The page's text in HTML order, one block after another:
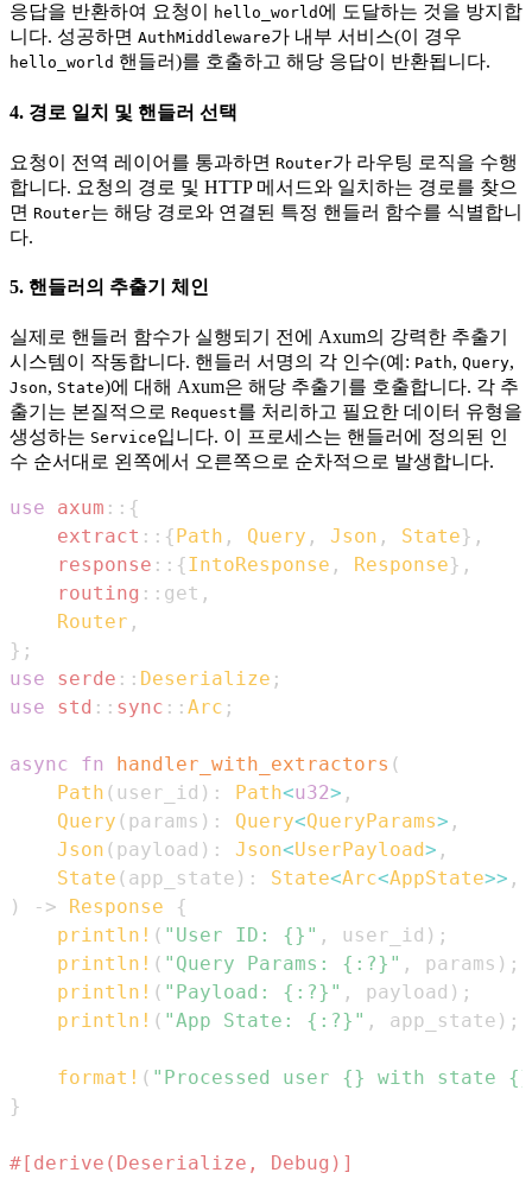
응답을 반환하여 요청이 hello_world 에 도달하는 것을 방지합
니다. 성공하면 AuthMiddleware가 내부 서비스(이 경우
hello_world 핸들러)를 호출하고 해당 응답이 반환됩니다.
4. 경로 일치 및 핸들러 선택
요청이 전역 레이어를 통과하면 Router가 라우팅 로직을 수행
합니다. 요청의 경로 및 HTTP 메서드와 일치하는 경로를 찾으
면 Router는 해당 경로와 연결된 특정 핸들러 함수를 식별합니
다.
5. 핸들러의 추출기 체인
실제로 핸들러 함수가 실행되기 전에 Axum의 강력한 추출기
시스템이 작동합니다. 핸들러 서명의 각 인수(예: Path, Query,
Json, State)에 대해 Axum은 해당 추출기를 호출합니다. 각 추
출기는 본질적으로 Request를 처리하고 필요한 데이터 유형을
생성하는 Service입니다. 이 프로세스는 핸들러에 정의된 인
수 순서대로 왼쪽에서 오른쪽으로 순차적으로 발생합니다.
use axum :: {
extract :: { Path , Query , Json , State} ,
response :: {IntoResponse , Response} ,
routing :: get ,
Router ,
} ;
use
serde :: Deserialize ;
use
std :: sync :: Arc ;
async fn handler_with_extractors (
Path ( user_id ) : Path<u32> ,
Query ( params ) : Query<QueryParams> ,
Json ( payload ) : Json<UserPayload> ,
State ( app_state ) : State<Arc<AppState>> ,
)
-> Response
{
println! ( "User ID: {}" , user_id ) ;
println! ( "Query Params: {:?}" , params ) ;
println! ( "Payload: {:?}" , payload ) ;
println! ( "App State: {:?}" , app_state ) ;
format! ( "Processed user {} with state
}
#[derive(Deserialize, Debug)]